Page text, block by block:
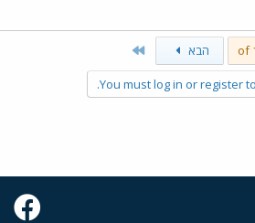
הבא
You must log in or register